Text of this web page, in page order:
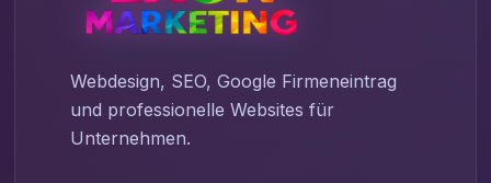
Webdesign, SEO, Google Firmeneintrag
und professionelle Websites für
Unternehmen.